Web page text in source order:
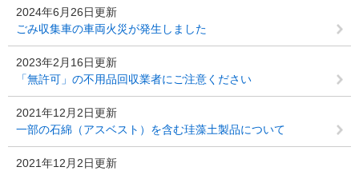
2024年6月26日更新
ごみ収集車の車両火災が発生しました
2023年2月16日更新
「無許可」の不用品回収業者にご注意ください
2021年12月2日更新
一部の石綿（アスベスト）を含む珪藻土製品について
2021年12月2日更新